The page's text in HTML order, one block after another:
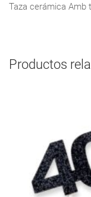
Taza cerámica Amb
Productos